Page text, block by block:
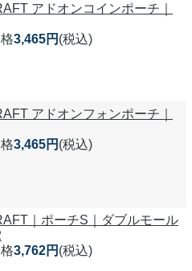
アドオンコインポーチ｜
3,465円 (税込)
アドオンフォンポーチ｜
3,465円 (税込)
｜ポーチS｜ダブルモール
3,762円 (税込)